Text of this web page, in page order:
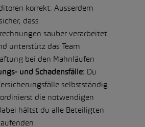
korrekt. Ausserdem
dass
sauber verarbeitet
unterstütz das Team
bei den Mahnläufen
und Schadensfälle:
Du
selbstständig
die notwendigen
hältst du alle Beteiligten